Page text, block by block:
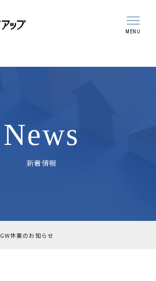
スタッフ紹介
MENU
News
新着情報
GW休業のお知らせ